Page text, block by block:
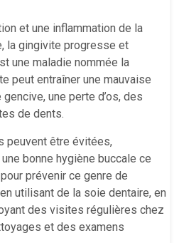
et une inflammation de la
la gingivite progresse et
une maladie nommée la
peut entraîner une mauvaise
une perte d’os, des
de dents.
peuvent être évitées,
bonne hygiène buccale ce
prévenir ce genre de
utilisant de la soie dentaire, en
des visites régulières chez
et des examens